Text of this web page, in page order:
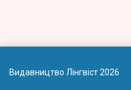
Видавництво Лінгвіст 2026